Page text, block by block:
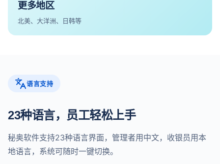
更多地区
北美、大洋洲、日韩等
语言支持
23种语言，员工轻松上手
秘奥软件支持23种语言界面，管理者用中文，收银员用本
地语言，系统可随时一键切换。